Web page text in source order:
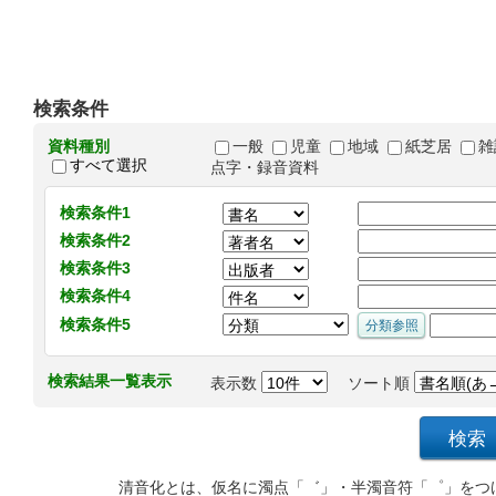
検索条件
資料種別
すべて選択
一般 児童 地域 紙芝居
点字・録音資料
検索条件1
検索条件2
検索条件3
検索条件4
検索条件5
検索結果一覧表示 表示数 ソート順
清音化とは、仮名に濁点「゛」・半濁音符「゜」を